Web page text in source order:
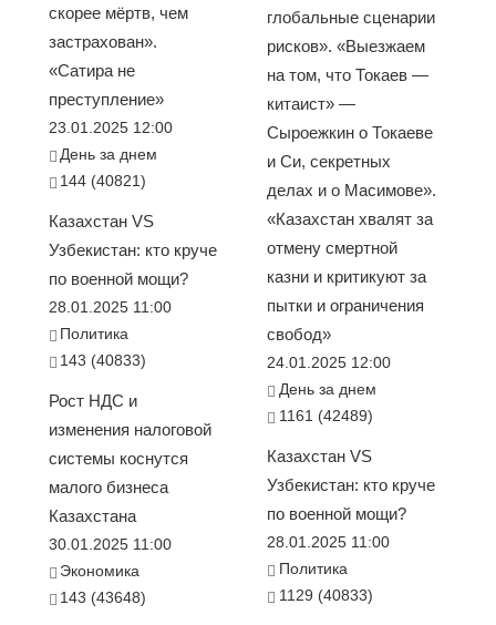
скорее мёртв, чем
застрахован».
«Сатира не
преступление»
23.01.2025 12:00
День за днем
144 (40821)
Казахстан VS
Узбекистан: кто круче
по военной мощи?
28.01.2025 11:00
Политика
143 (40833)
Рост НДС и
изменения налоговой
системы коснутся
малого бизнеса
Казахстана
30.01.2025 11:00
Экономика
143 (43648)
глобальные сценарии
рисков». «Выезжаем
на том, что Токаев —
китаист» —
Сыроежкин о Токаеве
и Си, секретных
делах и о Масимове».
«Казахстан хвалят за
отмену смертной
казни и критикуют за
пытки и ограничения
свобод»
24.01.2025 12:00
День за днем
1161 (42489)
Казахстан VS
Узбекистан: кто круче
по военной мощи?
28.01.2025 11:00
Политика
1129 (40833)